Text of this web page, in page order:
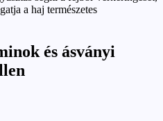
a haj természetes
és ásványi